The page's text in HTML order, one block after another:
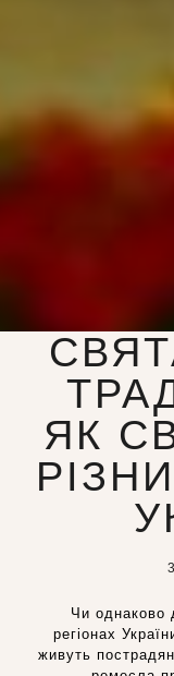
ЯК
Чи однаково
регіонах
живуть